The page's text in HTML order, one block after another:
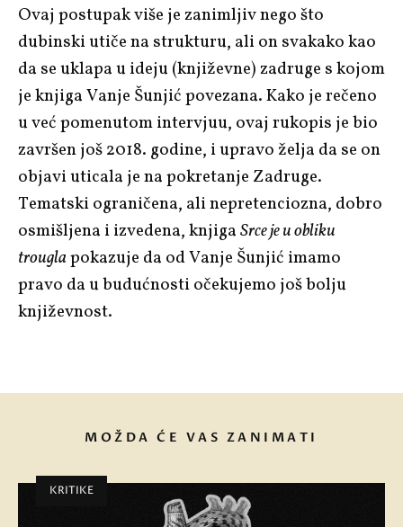
Ovaj postupak više je zanimljiv nego što
dubinski utiče na strukturu, ali on svakako kao
da se uklapa u ideju (književne) zadruge s kojom
je knjiga Vanje Šunjić povezana. Kako je rečeno
u već pomenutom intervjuu, ovaj rukopis je bio
završen još 2018. godine, i upravo želja da se on
objavi uticala je na pokretanje Zadruge.
Tematski ograničena, ali nepretenciozna, dobro
osmišljena i izvedena, knjigaSrce je u obliku
trouglapokazuje da od Vanje Šunjić imamo
pravo da u budućnosti očekujemo još bolju
književnost.
MOŽDA ĆE VAS ZANIMATI
KRITIKE